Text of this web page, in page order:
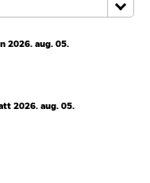
2026. aug. 05.
2026. aug. 05.